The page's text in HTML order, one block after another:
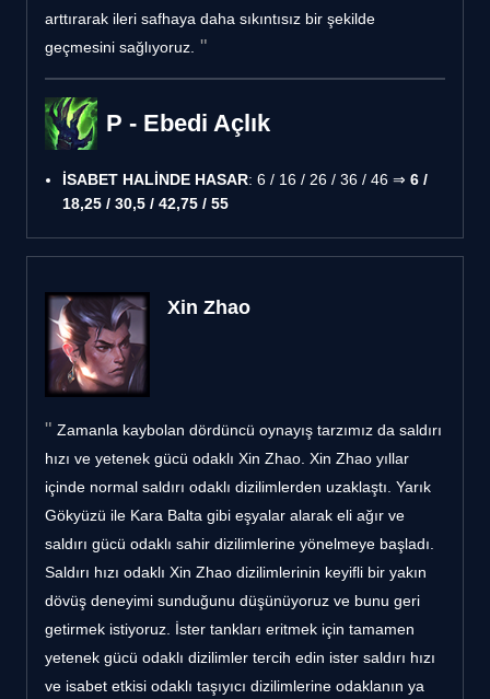
arttırarak ileri safhaya daha sıkıntısız bir şekilde
geçmesini sağlıyoruz.
P - Ebedi Açlık
İSABET HALİNDE HASAR: 6 / 16 / 26 / 36 / 46 ⇒ 6 /
18,25 / 30,5 / 42,75 / 55
Xin Zhao
Zamanla kaybolan dördüncü oynayış tarzımız da saldırı
hızı ve yetenek gücü odaklı Xin Zhao. Xin Zhao yıllar
içinde normal saldırı odaklı dizilimlerden uzaklaştı. Yarık
Gökyüzü ile Kara Balta gibi eşyalar alarak eli ağır ve
saldırı gücü odaklı sahir dizilimlerine yönelmeye başladı.
Saldırı hızı odaklı Xin Zhao dizilimlerinin keyifli bir yakın
dövüş deneyimi sunduğunu düşünüyoruz ve bunu geri
getirmek istiyoruz. İster tankları eritmek için tamamen
yetenek gücü odaklı dizilimler tercih edin ister saldırı hızı
ve isabet etkisi odaklı taşıyıcı dizilimlerine odaklanın ya